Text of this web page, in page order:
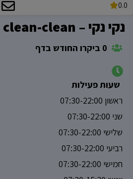
0.0
נקי נקי – clean-clean
שעות פעילות
ראשון 07:30-22:00
שני 07:30-22:00
שלישי 07:30-22:00
רביעי 07:30-22:00
חמישי 07:30-22:00